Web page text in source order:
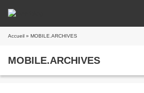
Accueil » MOBILE.ARCHIVES
MOBILE.ARCHIVES